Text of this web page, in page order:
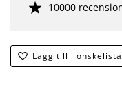
Lägg till i önskelista
10000